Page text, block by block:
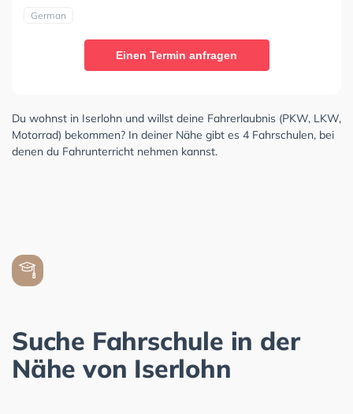
German
Einen Termin anfragen
Du wohnst in Iserlohn und willst deine Fahrerlaubnis (PKW, LKW,
Motorrad) bekommen? In deiner Nähe gibt es 4 Fahrschulen, bei
denen du Fahrunterricht nehmen kannst.
Suche Fahrschule in der
Nähe von Iserlohn